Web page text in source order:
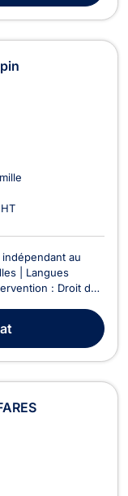
indépendant au
| Langues
: Droit de
etc. Droit